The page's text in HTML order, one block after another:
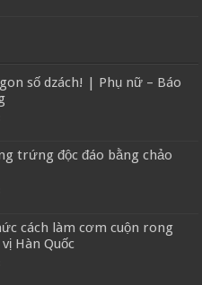
số dzách! | Phụ nữ – Báo
trứng độc đáo bằng chảo
cách làm cơm cuộn rong
Hàn Quốc